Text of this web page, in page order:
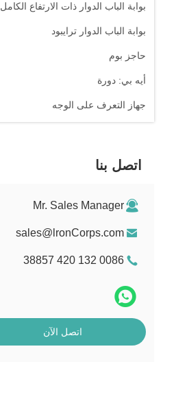
بوابة الباب الدوار ذات الارتفاع الكامل
بوابة الباب الدوار ترايبود
حاجز بوم
أيه بي: دورة
جهاز التعرف على الوجه
اتصل بنا
Mr. Sales Manager
sales@lronCorps.com
0086 132 420 38857
اتصل الآن